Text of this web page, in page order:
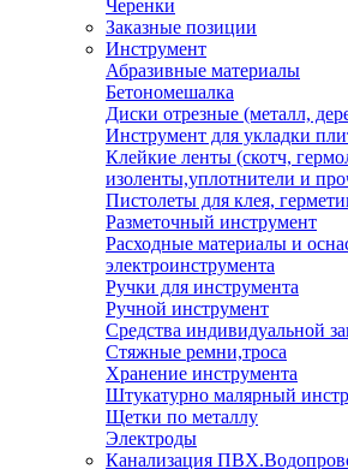
Черенки
Заказные позиции
Инструмент
Абразивные материалы
Бетономешалка
Диски отрезные (металл,
Инструмент для укладки
Клейкие ленты (скотч,
изоленты,уплотнители и
Пистолеты для клея,
Разметочный инструмент
Расходные материалы и
электроинструмента
Ручки для инструмента
Ручной инструмент
Средства индивидуальной
Стяжные ремни,троса
Хранение инструмента
Штукатурно малярный
Щетки по металлу
Электроды
Канализация